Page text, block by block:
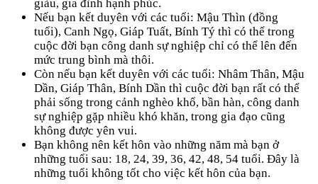
giàu, gia đình hạnh phúc.
Nếu bạn kết duyên với các tuổi: Mậu Thìn (đồng
tuổi), Canh Ngọ, Giáp Tuất, Bính Tý thì có thể trong
cuộc đời bạn công danh sự nghiệp chỉ có thể lên đến
mức trung bình mà thôi.
Còn nếu bạn kết duyên với các tuổi: Nhâm Thân, Mậu
Dần, Giáp Thân, Bính Dần thì cuộc đời bạn rất có thể
phải sống trong cảnh nghèo khổ, bần hàn, công danh
sự nghiệp gặp nhiều khó khăn, trong gia đạo cũng
không được yên vui.
Bạn không nên kết hôn vào những năm mà bạn ở
những tuổi sau: 18, 24, 39, 36, 42, 48, 54 tuổi. Đây là
những tuổi không tốt cho việc kết hôn của bạn.